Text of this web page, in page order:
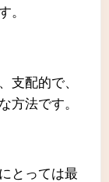
。
支配的で、
方法です。
とっては最